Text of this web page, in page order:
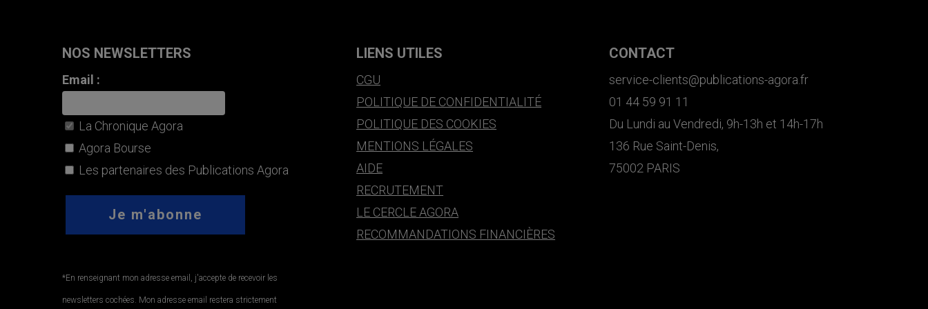
NOS NEWSLETTERS
Email :
La Chronique Agora
Agora Bourse
Les partenaires des Publications Agora
*En renseignant mon adresse email, j'accepte de recevoir les
newsletters cochées. Mon adresse email restera strictement
LIENS UTILES
CGU
POLITIQUE DE CONFIDENTIALITÉ
POLITIQUE DES COOKIES
MENTIONS LÉGALES
AIDE
RECRUTEMENT
LE CERCLE AGORA
RECOMMANDATIONS FINANCIÈRES
CONTACT
service-clients@publications-agora.fr
01 44 59 91 11
Du Lundi au Vendredi, 9h-13h et 14h-17h
136 Rue Saint-Denis,
75002 PARIS